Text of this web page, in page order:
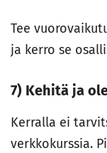
Tee
ja kerro se
7) Kehitä ja
Kerralla ei
verkkokurssia.